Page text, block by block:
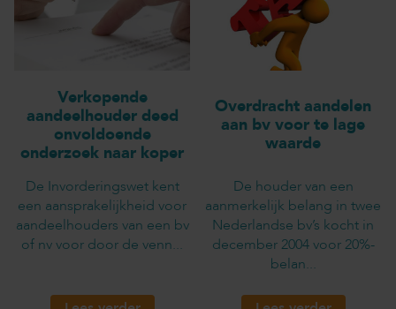
Verkopende
aandeelhouder deed
onvoldoende
onderzoek naar koper
De Invorderingswet kent
een aansprakelijkheid voor
aandeelhouders van een bv
of nv voor door de venn...
Overdracht aandelen
aan bv voor te lage
waarde
De houder van een
aanmerkelijk belang in twee
Nederlandse bv’s kocht in
december 2004 voor 20%-
belan...